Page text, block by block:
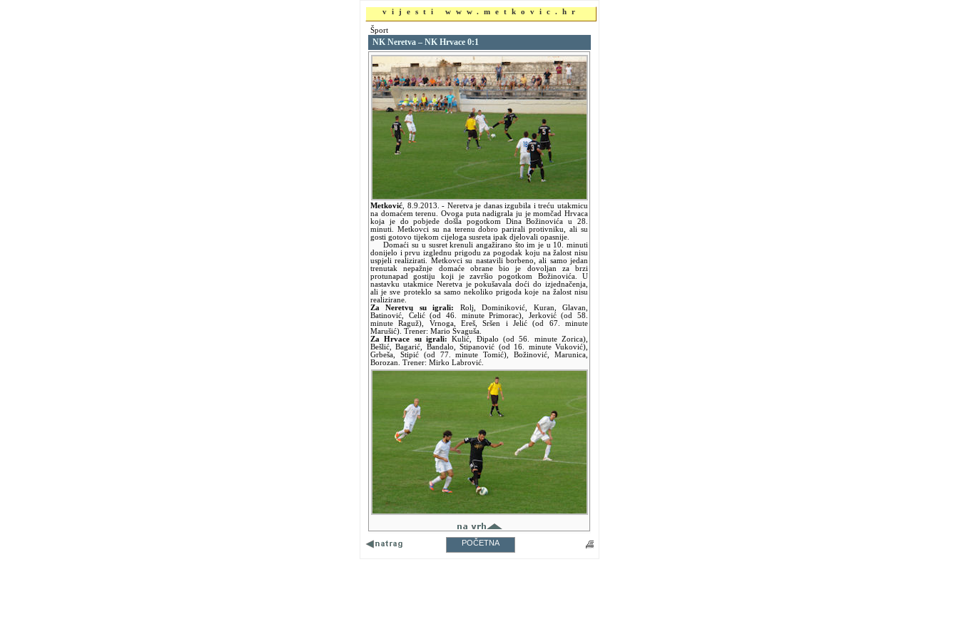
vijesti www.metkovic.hr
Šport
NK Neretva – NK Hrvace 0:1
Metković 8.9.2013.- Neretva je danas izgubila i treću utakmicu
na domaćem terenu. Ovoga puta nadigrala ju je momčad Hrvaca
koja je do pobjede došla pogotkom Dina Božinovića u 28.
minuti. Metkovci su na terenu dobro parirali protivniku, ali su
gosti gotovo tijekom cijeloga susreta ipak djelovali opasnije.
Domaći su u susret krenuli angažirano što im je u 10. minuti
donijelo i prvu izglednu prigodu za pogodak koju na žalost nisu
uspjeli realizirati. Metkovci su nastavili borbeno, ali samo jedan
trenutak nepažnje domaće obrane bio je dovoljan za brzi
protunapad gostiju koji je završio pogotkom Božinovića. U
nastavku utakmice Neretva je pokušavala doći do izjednačenja,
ali je sve proteklo sa samo nekoliko prigoda koje na žalost nisu
realizirane.
Za Neretvu su igrali:
Rolj, Dominiković, Kuran, Glavan,
Batinović, Ćelić (od 46. minute Primorac), Jerković (od 58.
minute Raguž), Vrnoga, Ereš, Sršen i Jelić (od 67. minute
Marušić). Trener: Mario Svaguša.
Za Hrvace su igrali: Kulić, Đipalo (od 56. minute Zorica),
Bešlić, Bagarić, Bandalo, Stipanović (od 16. minute Vuković),
Grbeša, Stipić (od 77. minute Tomić), Božinović, Marunica,
Borozan. Trener: Mirko Labrović.
POČETNA